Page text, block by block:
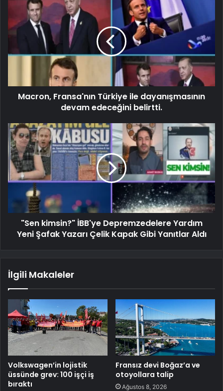
Macron, Fransa'nın Türkiye ile dayanışmasının
devam edeceğini belirtti.
"Sen kimsin?" İBB'ye Depremzedelere Yardım
Yeni Şafak Yazarı Çelik Kapak Gibi Yanıtlar Aldı
İlgili Makaleler
Volkswagen’in lojistik
üssünde grev: 100 işçi iş
bıraktı
Fransız devi Boğaz’a ve
otoyollara talip
Ağustos 8, 2026